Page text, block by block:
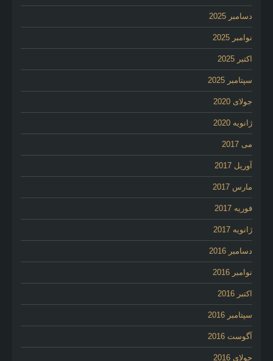
دسامبر 2025
نوامبر 2025
اکتبر 2025
سپتامبر 2025
جولای 2020
ژانویه 2020
می 2017
آوریل 2017
مارس 2017
فوریه 2017
ژانویه 2017
دسامبر 2016
نوامبر 2016
اکتبر 2016
سپتامبر 2016
آگوست 2016
جولای 2016